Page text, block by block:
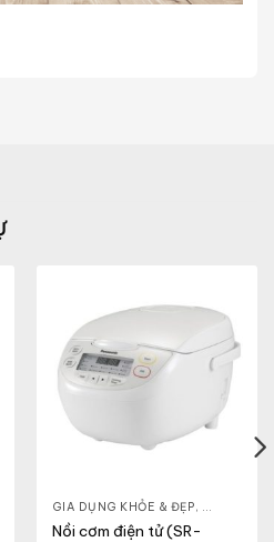
- CA - BÌNH, NỒI CƠM ĐIỆN
GIA DỤNG KHỎE & ĐẸP, NỒI - ẤM -
Nồi cơm điện tử (SR-